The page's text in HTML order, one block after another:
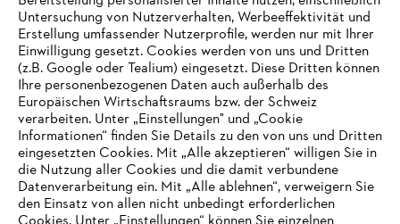
Häufig gestellte Fragen
Support
IHR BROWSER WIRD NICHT
UNTERSTÜTZT
Untersuchung von Nutzerverhalten, Werbeeffektivität und
Erstellung umfassender Nutzerprofile, werden nur mit Ihrer
Einwilligung gesetzt. Cookies werden von uns und Dritten
(z.B. Google oder Tealium) eingesetzt. Diese Dritten können
Ihre personenbezogenen Daten auch außerhalb des
Europäischen Wirtschaftsraums bzw. der Schweiz
verarbeiten. Unter „Einstellungen" und „Cookie
Informationen“ finden Sie Details zu den von uns und Dritten
eingesetzten Cookies. Mit „Alle akzeptieren“ willigen Sie in
die Nutzung aller Cookies und die damit verbundene
Datenverarbeitung ein. Mit „Alle ablehnen“, verweigern Sie
den Einsatz von allen nicht unbedingt erforderlichen